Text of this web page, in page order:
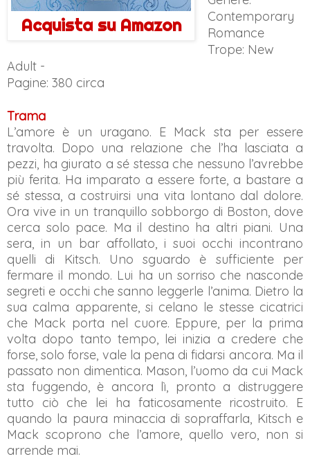
Acquista su Amazon
Contemporary
Romance
Trope: New
Adult -
Pagine: 380 circa
Trama
L’amore è un uragano. E Mack sta per essere
travolta. Dopo una relazione che l’ha lasciata a
pezzi, ha giurato a sé stessa che nessuno l’avrebbe
più ferita. Ha imparato a essere forte, a bastare a
sé stessa, a costruirsi una vita lontano dal dolore.
Ora vive in un tranquillo sobborgo di Boston, dove
cerca solo pace. Ma il destino ha altri piani. Una
sera, in un bar affollato, i suoi occhi incontrano
quelli di Kitsch. Uno sguardo è sufficiente per
fermare il mondo. Lui ha un sorriso che nasconde
segreti e occhi che sanno leggerle l’anima. Dietro la
sua calma apparente, si celano le stesse cicatrici
che Mack porta nel cuore. Eppure, per la prima
volta dopo tanto tempo, lei inizia a credere che
forse, solo forse, vale la pena di fidarsi ancora. Ma il
passato non dimentica. Mason, l’uomo da cui Mack
sta fuggendo, è ancora lì, pronto a distruggere
tutto ciò che lei ha faticosamente ricostruito. E
quando la paura minaccia di sopraffarla, Kitsch e
Mack scoprono che l’amore, quello vero, non si
arrende mai.